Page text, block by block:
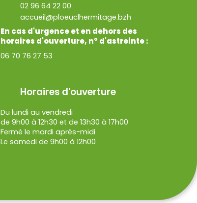
02 96 64 22 00
accueil@ploeuclhermitage.bzh
En cas d'urgence et en dehors des
horaires d'ouverture, n° d'astreinte :
06 70 76 27 53
Horaires d'ouverture
Du lundi au vendredi
de 9h00 à 12h30 et de 13h30 à 17h00
Fermé le mardi après-midi
Le samedi de 9h00 à 12h00